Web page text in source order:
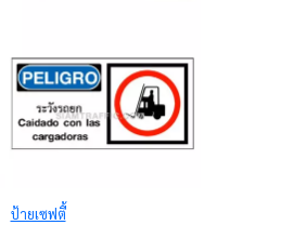
ป้ายเซฟตี้